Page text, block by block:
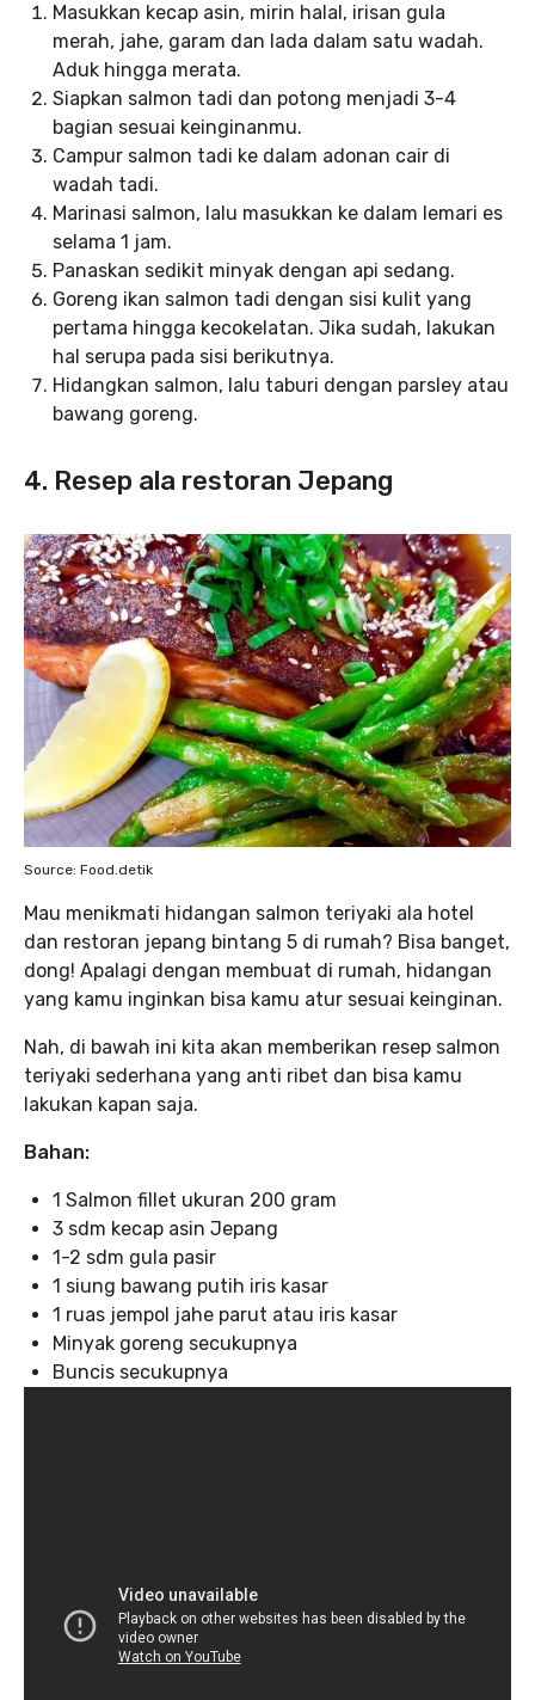
Masukkan kecap asin, mirin halal, irisan gula
merah, jahe, garam dan lada dalam satu wadah.
Aduk hingga merata.
Siapkan salmon tadi dan potong menjadi 3-4
bagian sesuai keinginanmu.
Campur salmon tadi ke dalam adonan cair di
wadah tadi.
Marinasi salmon, lalu masukkan ke dalam lemari es
selama 1 jam.
Panaskan sedikit minyak dengan api sedang.
Goreng ikan salmon tadi dengan sisi kulit yang
pertama hingga kecokelatan. Jika sudah, lakukan
hal serupa pada sisi berikutnya.
Hidangkan salmon, lalu taburi dengan parsley atau
bawang goreng.
4. Resep ala restoran Jepang
Source: Food.detik
Mau menikmati hidangan salmon teriyaki ala hotel
dan restoran jepang bintang 5 di rumah? Bisa banget,
dong! Apalagi dengan membuat di rumah, hidangan
yang kamu inginkan bisa kamu atur sesuai keinginan.
Nah, di bawah ini kita akan memberikan resep salmon
teriyaki sederhana yang anti ribet dan bisa kamu
lakukan kapan saja.
Bahan:
1 Salmon fillet ukuran 200 gram
3 sdm kecap asin Jepang
1-2 sdm gula pasir
1 siung bawang putih iris kasar
1 ruas jempol jahe parut atau iris kasar
Minyak goreng secukupnya
Buncis secukupnya